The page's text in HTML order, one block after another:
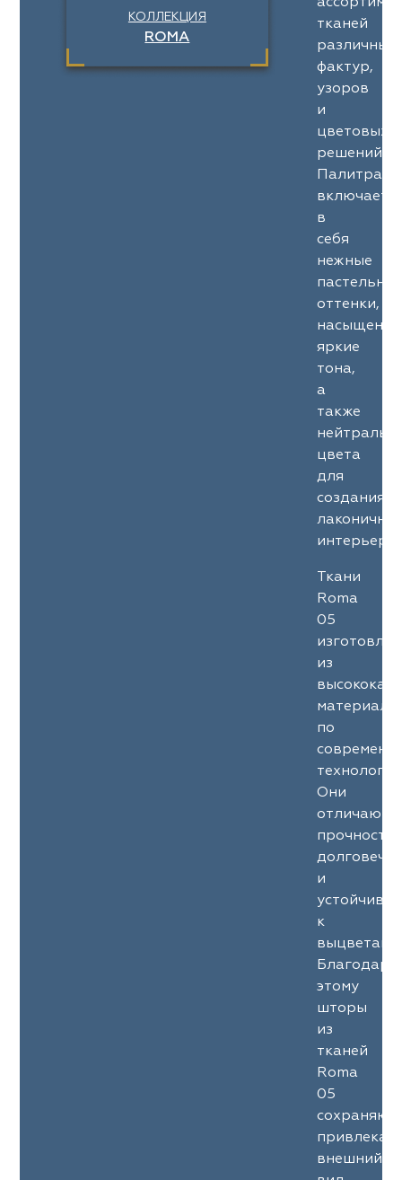
КОЛЛЕКЦИЯ
ROMA
тканей
различных
фактур,
узоров
и
цветовых
решений.
Палитра
включает
в
себя
нежные
оттенки,
яркие
тона,
а
также
цвета
для
создания
Ткани
Roma
05
из
по
Они
и
к
Благодаря
этому
шторы
из
тканей
Roma
05
сохраняют
внешний